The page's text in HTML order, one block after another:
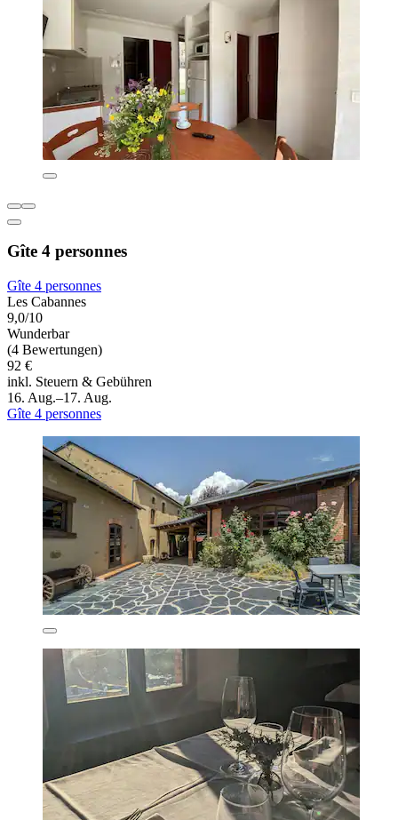
Gîte 4 personnes
Gîte 4 personnes
Les Cabannes
9,0/10
Wunderbar
(4 Bewertungen)
92 €
inkl. Steuern & Gebühren
16. Aug.–17. Aug.
Gîte 4 personnes